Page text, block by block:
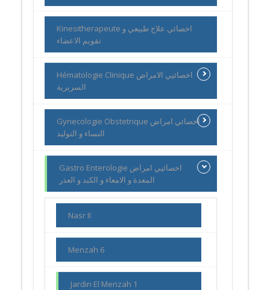
Kinesitherapeute اخصائي علاج طبيعي و
تقويم الاعضاء
Hématologie Clinique اخصائيي الامراض
السريرية
Gynecologie Obstetrique اخصائي امراض
النساء و التوليد
Gastro Enterologie اخصائيي امراض
المعدة و الامعاء و الكبد و العذر
Nasr II
Menzah 6
Jardin El Menzah 1